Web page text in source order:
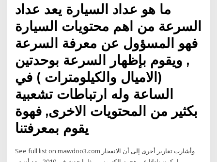
ما هو عداد السيارة يعد عداد
السرعة من اهم محتويات السيارة
فهو المسؤول عن معرفة السرعة
, ويقوم بإظهار السرعة بوحدتين
(الاميال والكيلومترات ) في
الساعة وله ارتباطات تشعبية
بكثير من المحتويات الاخرى, فهوة
يقوم بمعرفتنا
See full list on mawdoo3.com وأشارت تقارير أخرى إلى أن الانفجار